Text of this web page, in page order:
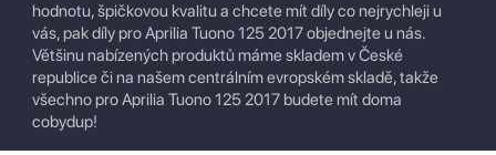
hodnotu, špičkovou kvalitu a chcete mít díly co nejrychleji u
vás, pak díly pro Aprilia Tuono 125 2017 objednejte u nás.
Většinu nabízených produktů máme skladem v České
republice či na našem centrálním evropském skladě, takže
všechno pro Aprilia Tuono 125 2017 budete mít doma
cobydup!